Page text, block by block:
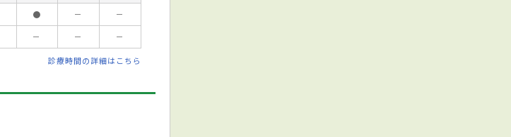
● －
－
－ － －
診療時間の詳細はこちら